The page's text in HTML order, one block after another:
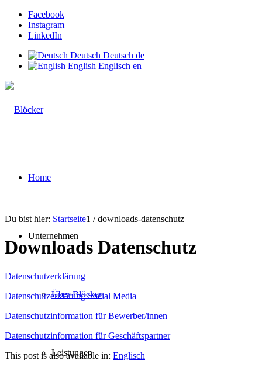
Facebook
Instagram
LinkedIn
Deutsch Deutsch de
English Englisch en
Home
Unternehmen
Über Blöcker
Leistungen
Du bist hier: Startseite1 / downloads-datenschutz
Downloads Datenschutz
Datenschutzerklärung
Datenschutzerklärung Social Media
Datenschutzinformation für Bewerber/innen
Datenschutzinformation für Geschäftspartner
This post is also available in: Englisch